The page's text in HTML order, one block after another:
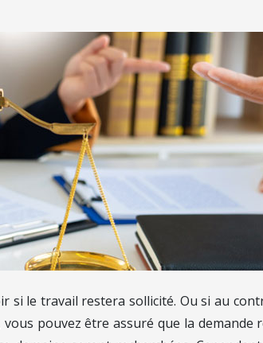
le travail restera sollicité. Ou si au
pouvez être assuré que la demande